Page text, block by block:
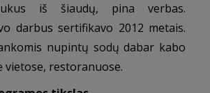
iš šiaudų, pina verbas.
darbus sertifikavo 2012 metais.
nupintų sodų dabar kabo
vietose, restoranuose.